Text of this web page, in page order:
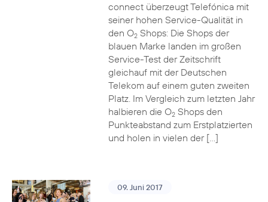
connect überzeugt Telefónica mit
seiner hohen Service-Qualität in
den O2Shops: Die Shops der
blauen Marke landen im großen
Service-Test der Zeitschrift
gleichauf mit der Deutschen
Telekom auf einem guten zweiten
Platz. Im Vergleich zum letzten Jahr
halbieren die O2Shops den
Punkteabstand zum Erstplatzierten
und holen in vielen der […]
09. Juni 2017